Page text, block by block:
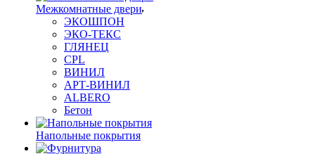
Межкомнатные двери
ЭКОШПОН
ЭКО-ТЕКС
ГЛЯНЕЦ
CPL
ВИНИЛ
АРТ-ВИНИЛ
ALBERO
Бетон
Напольные покрытия